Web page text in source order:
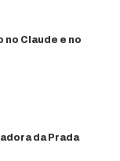
no Claude e no
da Prada